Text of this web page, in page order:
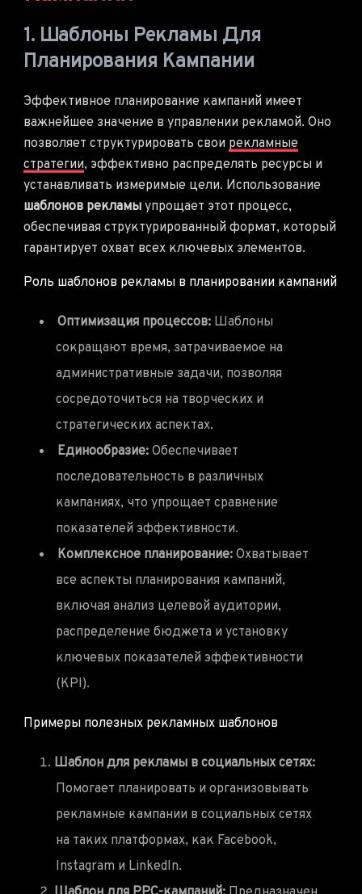
1. Шаблоны Рекламы Для
Планирования Кампании
Эффективное планирование кампаний имеет
важнейшее значение в управлении рекламой. Оно
позволяет структурировать свои рекламные
стратегии, эффективно распределять ресурсы и
устанавливать измеримые цели. Использование
шаблонов рекламы упрощает этот процесс,
обеспечивая структурированный формат, который
гарантирует охват всех ключевых элементов.
Роль шаблонов рекламы в планировании кампаний
Оптимизация процессов: Шаблоны
сокращают время, затрачиваемое на
административные задачи, позволяя
сосредоточиться на творческих и
стратегических аспектах.
Единообразие: Обеспечивает
последовательность в различных
кампаниях, что упрощает сравнение
показателей эффективности.
Комплексное планирование: Охватывает
все аспекты планирования кампаний,
включая анализ целевой аудитории,
распределение бюджета и установку
ключевых показателей эффективности
(KPI).
Примеры полезных рекламных шаблонов
Шаблон для рекламы в социальных сетях:
Помогает планировать и организовывать
рекламные кампании в социальных сетях
на таких платформах, как Facebook,
Instagram и LinkedIn.